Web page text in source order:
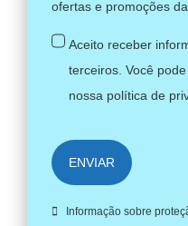
ofertas e promoções da
Aceito receber
terceiros. Você
nossa política de
ENVIAR
Informação sobre